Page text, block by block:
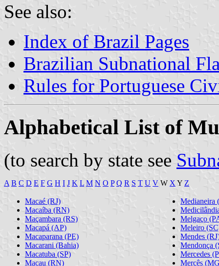
See also:
Index of Brazil Pages
Brazilian Subnational
Rules for Portuguese
Alphabetical List of
(to search by state see
A B C D E F G H I J K L M N O P Q R S T U V W X Y Z
Macaé (RJ)
Macaíba (RN)
Maçambara (RS)
Macapá (AP)
Macaparana (PE)
Macarani (Bahia)
Macatuba (SP)
Macau (RN)
Medianeira
Melgaço
Meleiro
Mendes
Mendonça
Mercedes
Mercês